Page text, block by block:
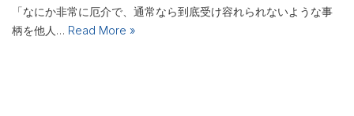
「なにか非常に厄介で、通常なら到底受け容れられないような事
柄を他人… Read More »